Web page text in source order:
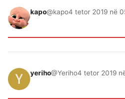
kapo@kapo4 tetor 2019 në
yeriho@Yeriho4 tetor 2019